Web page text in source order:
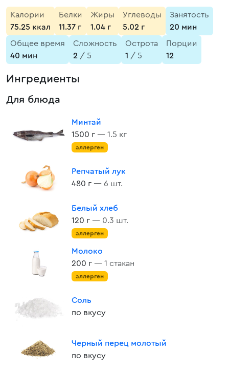
Калории
75.25 ккал
Белки
11.37 г
Жиры
1.04 г
Углеводы
5.02 г
Занятость
20 мин
Общее время
40 мин
Сложность
2 / 5
Острота
1 / 5
Порции
12
Ингредиенты
Для блюда
Минтай
1500 г — 1.5 кг
аллерген
Репчатый лук
480 г — 6 шт.
Белый хлеб
120 г — 0.3 шт.
аллерген
Молоко
200 г — 1 стакан
аллерген
Соль
по вкусу
Черный перец молотый
по вкусу